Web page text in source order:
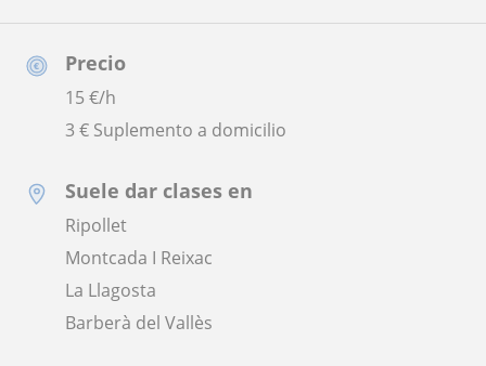
Precio
15€/h
3 € Suplemento a domicilio
Suele dar clases en
Ripollet
Montcada I Reixac
La Llagosta
Barberà del Vallès